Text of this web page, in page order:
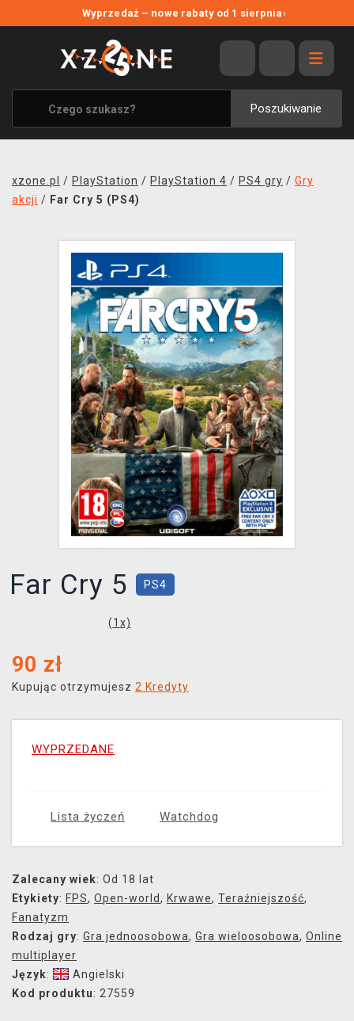
Wyprzedaż – nowe rabaty od 1 sierpnia›
Poszukiwanie
WYPRZEDAŻ
WSZYSTKIE MARKI
XZONE ORIGINALS
UBRANIA I AKCESORIA
SOUNDTRACKI
KONTAKT
TRANSPORT
XZONE KLUB
xzone.pl / PlayStation / PlayStation 4 / PS4 gry / Gry
akcji / Far Cry 5 (PS4)
Far Cry 5 PS4
(1 x)
90 zł
Kupując otrzymujesz 2 Kredyty
WYPRZEDANE
Lista życzeń Watchdog
Zalecany wiek: Od 18 lat
Etykiety: FPS, Open-world, Krwawe, Teraźniejszość,
Fanatyzm
Rodzaj gry: Gra jednoosobowa, Gra wieloosobowa, Online
multiplayer
Język:
Angielski
Kod produktu: 27559